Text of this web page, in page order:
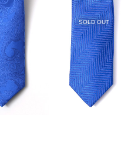
SOLD OUT